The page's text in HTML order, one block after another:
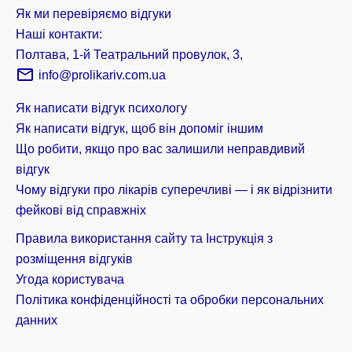
Як ми перевіряємо відгуки
Наші контакти:
Полтава, 1-й Театральний провулок, 3,
info@prolikariv.com.ua
Як написати відгук психологу
Як написати відгук, щоб він допоміг іншим
Що робити, якщо про вас залишили неправдивий
відгук
Чому відгуки про лікарів суперечливі — і як відрізнити
фейкові від справжніх
Правила використання сайту та Інструкція з
розміщення відгуків
Угода користувача
Політика конфіденційності та обробки персональних
данних